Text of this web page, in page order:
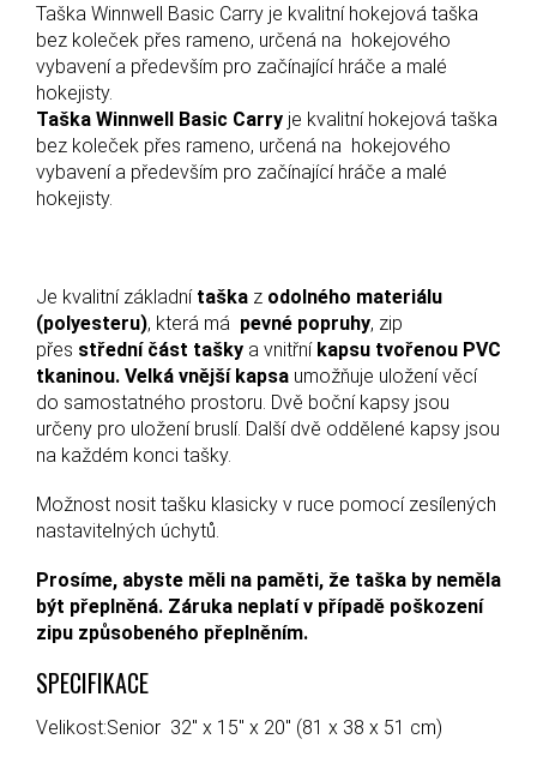
Taška Winnwell Basic Carry je kvalitní hokejová taška
bez koleček přes rameno, určená na hokejového
vybavení a především pro začínající hráče a malé
hokejisty.
Taška Winnwell Basic Carry je kvalitní hokejová taška
bez koleček přes rameno, určená na hokejového
vybavení a především pro začínající hráče a malé
hokejisty.
Je kvalitní základní taška z odolného materiálu
(polyesteru), která má pevné popruhy, zip
přes střední část tašky a vnitřní kapsu tvořenou PVC
tkaninou. Velká vnější kapsa umožňuje uložení věcí
do samostatného prostoru. Dvě boční kapsy jsou
určeny pro uložení bruslí. Další dvě oddělené kapsy jsou
na každém konci tašky.
Možnost nosit tašku klasicky v ruce pomocí zesílených
nastavitelných úchytů.
Prosíme, abyste měli na paměti, že taška by neměla
být přeplněná. Záruka neplatí v případě poškození
zipu způsobeného přeplněním.
SPECIFIKACE
Velikost:Senior 32" x 15" x 20" (81 x 38 x 51 cm)